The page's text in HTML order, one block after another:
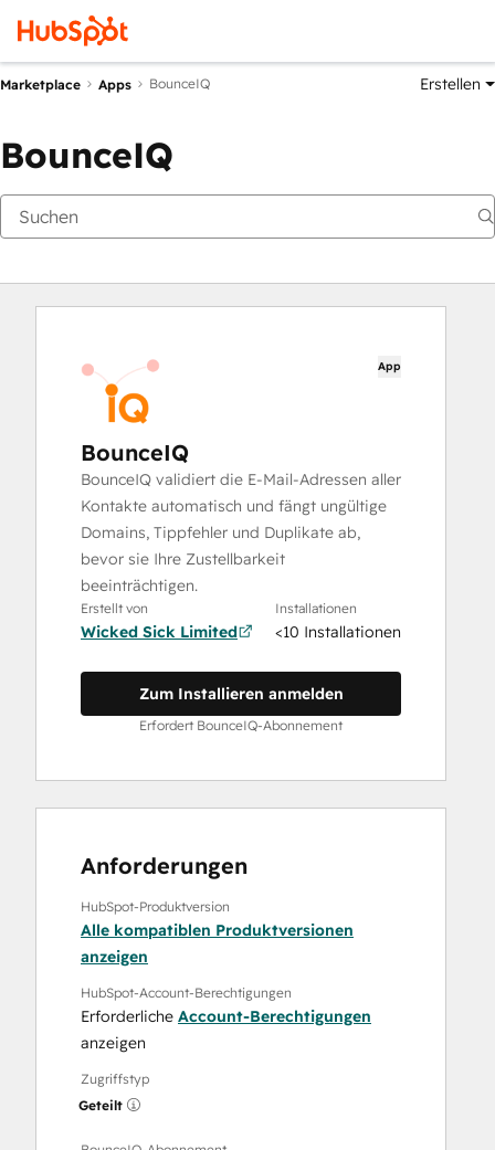
Marketplace Apps BounceIQ Erstellen
BounceIQ
App
BounceIQ
BounceIQ validiert die E-Mail-Adressen aller
Kontakte automatisch und fängt ungültige
Domains, Tippfehler und Duplikate ab,
bevor sie Ihre Zustellbarkeit
beeinträchtigen.
Erstellt von
Wicked Sick Limited
Installationen
<10 Installationen
Zum Installieren anmelden
Erfordert BounceIQ-Abonnement
Anforderungen
HubSpot-Produktversion
Alle kompatiblen Produktversionen
anzeigen
HubSpot-Account-Berechtigungen
Erforderliche Account-Berechtigungen
anzeigen
Zugriffstyp
Geteilt